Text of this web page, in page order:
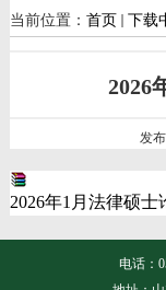
当前位置： 首页 下载
2026
发
2026年1月法律硕士
电话：